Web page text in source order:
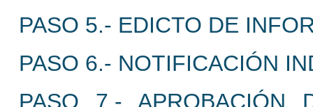
PASO 5.- EDICTO DE
PASO 6.- NOTIFICACIÓN
PASO 7.- APROBACIÓN